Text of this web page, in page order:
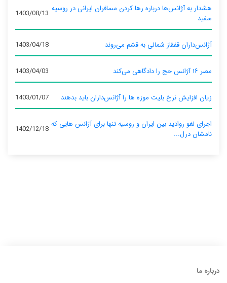
هشدار به آژانس‌ها درباره رها کردن مسافران ایرانی در روسیه
سفید
1403/08/13
آژانس‌داران قفقاز شمالی به قشم می‌روند 1403/04/18
مصر ۱۶ آژانس حج را دادگاهی می‌کند 1403/04/03
زیان افزایش نرخ بلیت موزه ها را آژانس‌داران باید بدهند 1403/01/07
اجرای لغو روادید بین ایران و روسیه تنها برای آژانس‌ هایی که
نامشان درل...
1402/12/18
درباره ما